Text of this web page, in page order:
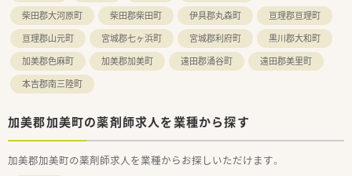
柴田郡大河原町
柴田郡柴田町 伊具郡丸森町
亘理郡亘理町
亘理郡山元町
宮城郡七ヶ浜町 宮城郡利府町
黒川郡大和町
加美郡色麻町
加美郡加美町 遠田郡涌谷町
遠田郡美里町
本吉郡南三陸町
加美郡加美町の薬剤師求人を業種から探す
加美郡加美町の薬剤師求人を業種からお探しいただけます。